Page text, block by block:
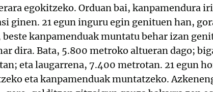
egokitzeko. Orduan bai, kanpamendura
ginen. 21 egun inguru egin genituen han,
kanpamenduak muntatu behar izan
dira. Bata, 5.800 metroko altueran dago;
eta laugarrena, 7.400 metrotan. 21 egun
eta kanpamenduak muntatzeko.